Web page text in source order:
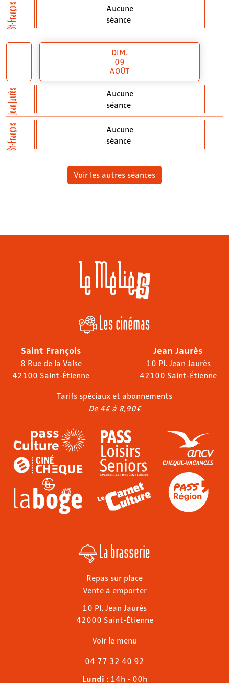
St-François
Aucune
séance
Jean Jaurès
St-François
DIM.
09
AOÛT
Aucune
séance
Aucune
séance
Voir les autres séances
Les cinémas
Saint François
8 Rue de la Valse
42100 Saint-Étienne
Jean Jaurès
10 Pl. Jean Jaurès
42100 Saint-Étienne
Tarifs spéciaux et abonnements
De 4€ à 8,90€
La brasserie
Repas sur place
Vente à emporter
10 Pl. Jean Jaurès
42000 Saint-Étienne
Voir le menu
04 77 32 40 92
Lundi : 14h - 00h